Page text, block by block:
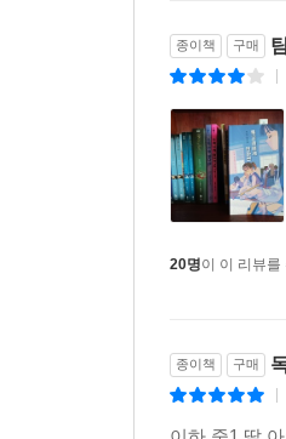
_작가의 말에서
종이책 구매
20명이 이 리뷰를
종이책 구매